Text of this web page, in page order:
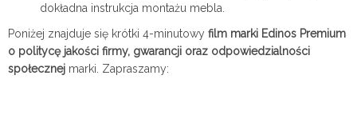
dokładna instrukcja montażu mebla.
Poniżej znajduje się krótki 4-minutowy film marki Edinos Premium
o politycę jakości firmy, gwarancji oraz odpowiedzialności
społecznej marki. Zapraszamy: